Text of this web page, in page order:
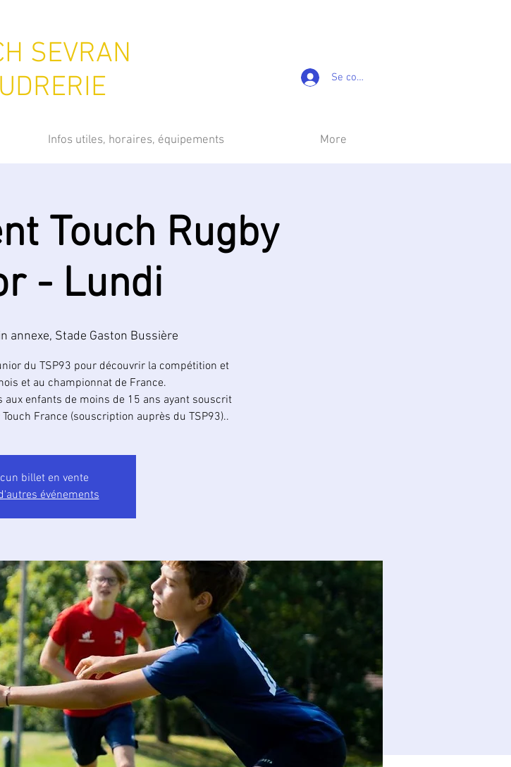
SEVRAN
Se connecter
Infos utiles, horaires, équipements More
Touch Rugby
- Lundi
annexe, Stade Gaston Bussière
du TSP93 pour découvrir la compétition et
et au championnat de France.
enfants de moins de 15 ans ayant souscrit
France (souscription auprès du TSP93)..
billet en vente
événements